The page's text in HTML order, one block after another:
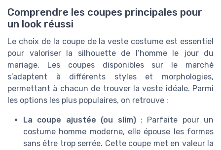
Comprendre les coupes principales pour
un look réussi
Le choix de la coupe de la veste costume est essentiel
pour valoriser la silhouette de l’homme le jour du
mariage. Les coupes disponibles sur le marché
s’adaptent à différents styles et morphologies,
permettant à chacun de trouver la veste idéale. Parmi
les options les plus populaires, on retrouve :
La coupe ajustée (ou slim): Parfaite pour un
costume homme moderne, elle épouse les formes
sans être trop serrée. Cette coupe met en valeur la